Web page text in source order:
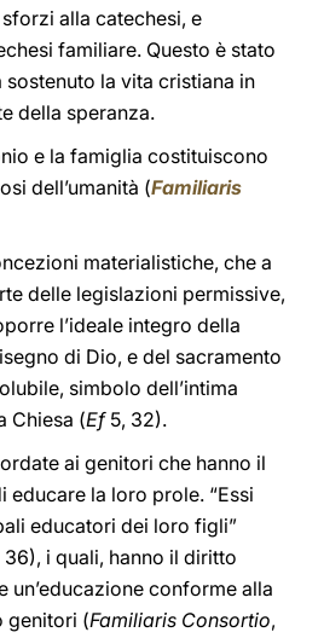
alla catechesi, e
familiare. Questo è stato
la vita cristiana in
della speranza.
e la famiglia costituiscono
dell’umanità (Familiaris
materialistiche, che a
delle legislazioni permissive,
l’ideale integro della
di Dio, e del sacramento
simbolo dell’intima
Chiesa (Ef5, 32).
ai genitori che hanno il
la loro prole. “Essi
educatori dei loro figli”
36), i quali, hanno il diritto
un’educazione conforme alla
genitori (Familiaris Consortio,